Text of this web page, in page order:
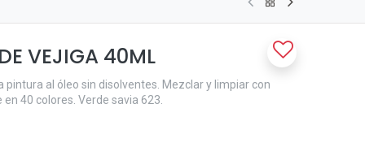
VEJIGA 40ML
pintura al óleo sin disolventes. Mezclar y limpiar con
40 colores. Verde savia 623.